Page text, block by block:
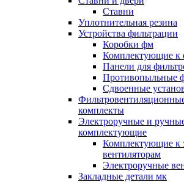
Ставни
Уплотнительная резина
Устройства фильтрации
Коробки фм
Комплектующие к
Панели для
Противопыльные
Сдвоенные
комплекты
Электроручные и
комплектующие
Комплектующие к
вентиляторам
Электроручные
Закладные детали мк